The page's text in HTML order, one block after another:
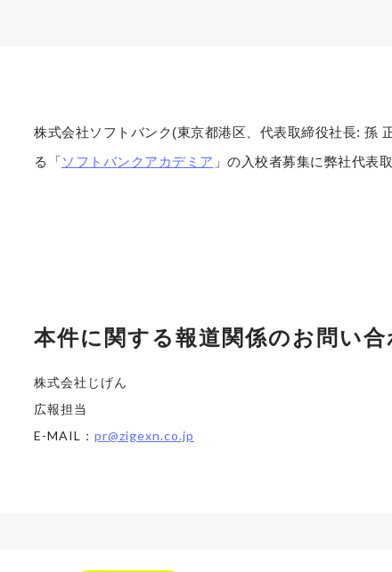
株式会社ソフトバンク(東京都港区、代表取締役社長: 孫
る「ソフトバンクアカデミア 」の入校者募集に弊社代表
本件に関する報道関係のお問い
株式会社じげん
広報担当
E-MAIL： pr@zigexn.co.jp